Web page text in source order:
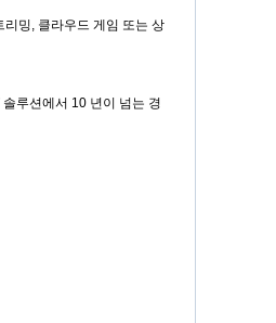
리밍, 클라우드 게임 또는 상
루션에서 10 년이 넘는 경